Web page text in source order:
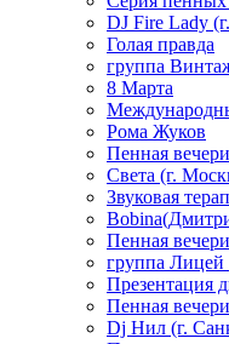
DJ Fire Lady
Голая правда
группа
8 Марта
Рома Жуков
Пенная
Света (г.
Звуковая
Пенная
группа Лицей
Презентация
Пенная
Dj Нил (г.